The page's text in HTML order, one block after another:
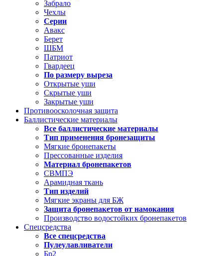
Забрало
Чехлы
Серии
Авакс
Берет
ШБМ
Патриот
Гвардеец
По размеру выреза
Открытые уши
Скрытые уши
Закрытые уши
Противоосколочная защита
Баллистические материалы
Все баллистические материалы
Тип применения бронезащиты
Мягкие бронепакеты
Прессованные изделия
Материал бронепакетов
СВМПЭ
Арамидная ткань
Тип изделий
Мягкие экраны для БЖ
Защита бронепакетов от намокания
Производство водостойких бронепакетов
Спецсредства
Все спецсредства
Пулеулавливатели
Бр2